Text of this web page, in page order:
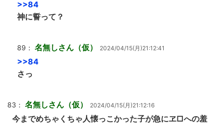
>>84
神に誓って？
89： 名無しさん（仮） 2024/04/15(月)21:12:41
>>84
さっ
83： 名無しさん（仮） 2024/04/15(月)21:12:16
今までめちゃくちゃ人懐っこかった子が急にヱ□への羞